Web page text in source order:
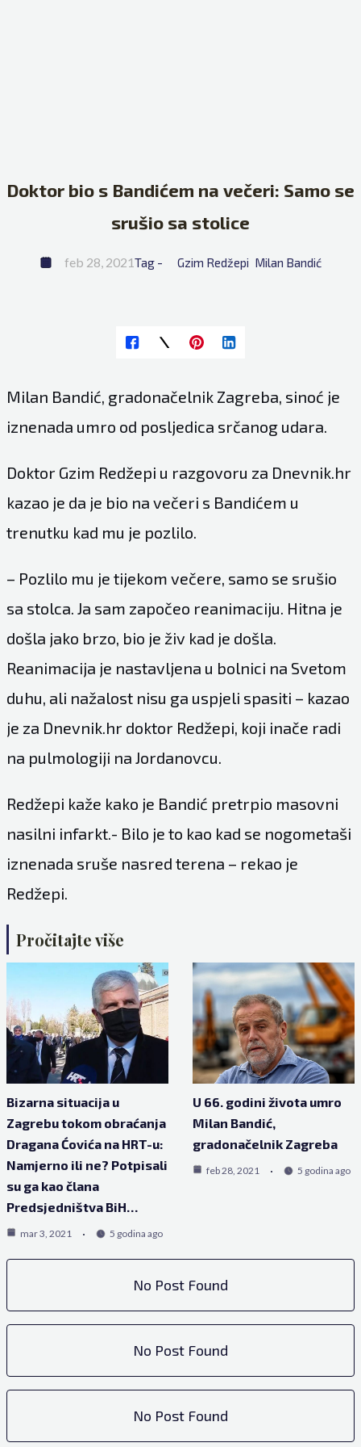
Doktor bio s Bandićem na večeri: Samo se
srušio sa stolice
feb 28, 2021Tag - Gzim Redžepi Milan Bandić
Milan Bandić, gradonačelnik Zagreba, sinoć je
iznenada umro od posljedica srčanog udara.
Doktor Gzim Redžepi u razgovoru za Dnevnik.hr
kazao je da je bio na večeri s Bandićem u
trenutku kad mu je pozlilo.
– Pozlilo mu je tijekom večere, samo se srušio
sa stolca. Ja sam započeo reanimaciju. Hitna je
došla jako brzo, bio je živ kad je došla.
Reanimacija je nastavljena u bolnici na Svetom
duhu, ali nažalost nisu ga uspjeli spasiti – kazao
je za Dnevnik.hr doktor Redžepi, koji inače radi
na pulmologiji na Jordanovcu.
Redžepi kaže kako je Bandić pretrpio masovni
nasilni infarkt.- Bilo je to kao kad se nogometaši
iznenada sruše nasred terena – rekao je
Redžepi.
Pročitajte više
Bizarna situacija u
Zagrebu tokom obraćanja
Dragana Ćovića na HRT-u:
Namjerno ili ne? Potpisali
su ga kao člana
Predsjedništva BiH…
mar 3, 2021 5 godina ago
U 66. godini života umro
Milan Bandić,
gradonačelnik Zagreba
feb 28, 2021 5 godina ago
No Post Found
No Post Found
No Post Found